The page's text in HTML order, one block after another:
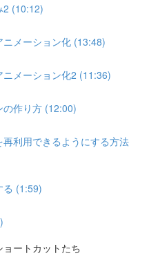
2 (10:12)
メーション化 (13:48)
メーション化2 (11:36)
の作り方 (12:00)
利用できるようにする方法
る (1:59)
ートカットたち